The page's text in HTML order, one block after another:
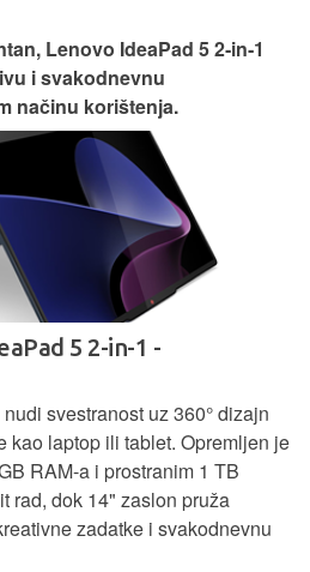
Lenovo IdeaPad 5 2‑in‑1
i svakodnevnu
načinu korištenja.
5 2-in-1 -
svestranost uz 360° dizajn
kao laptop ili tablet. Opremljen je
RAM-a i prostranim 1 TB
rad, dok 14" zaslon pruža
zadatke i svakodnevnu